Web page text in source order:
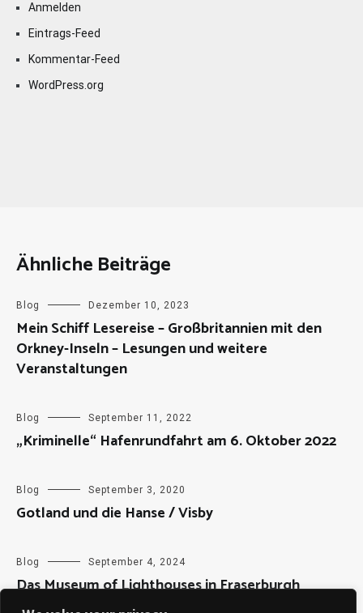
Anmelden
Eintrags-Feed
Kommentar-Feed
WordPress.org
Ähnliche Beiträge
Blog Dezember 10, 2023
Mein Schiff Lesereise – Großbritannien mit den
Orkney-Inseln – Lesungen und weitere
Veranstaltungen
Blog September 11, 2022
„Kriminelle“ Hafenrundfahrt am 6. Oktober 2022
Blog September 3, 2020
Gotland und die Hanse / Visby
Blog September 4, 2024
Das Museum of Lighthouses in Fraserburgh